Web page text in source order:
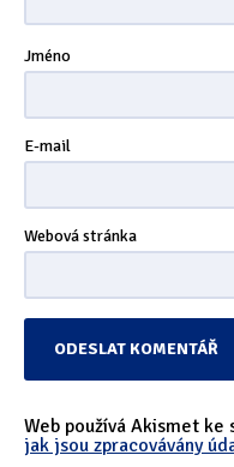
Jméno
E-mail
Webová stránka
Web používá Akismet ke
jak jsou zpracovávány